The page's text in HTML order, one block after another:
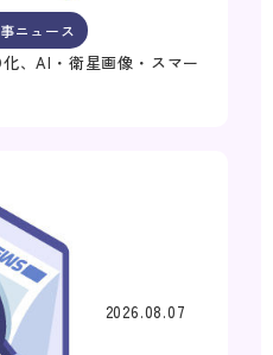
ニュース
、AI・衛星画像・スマー
2026.08.07